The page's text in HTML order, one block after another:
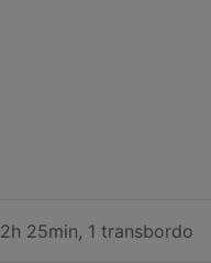
2h 25min, 1 transbordo